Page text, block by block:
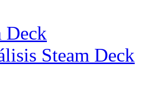
Deck
Steam Deck